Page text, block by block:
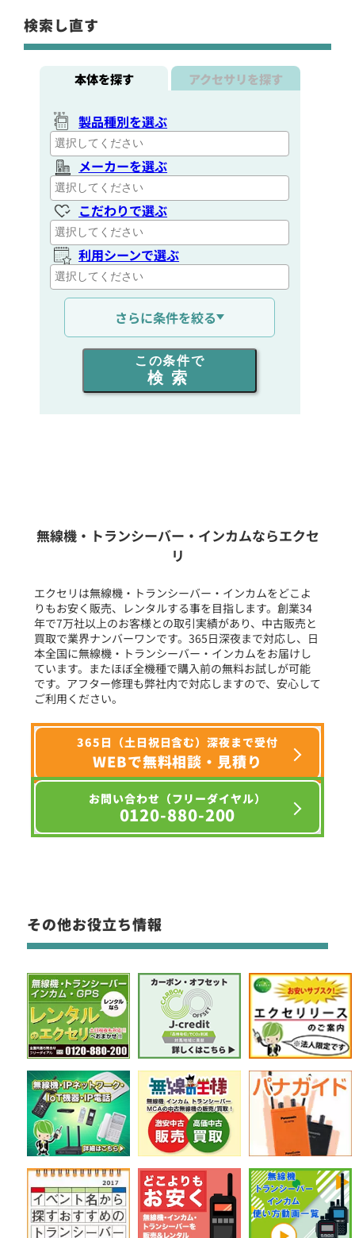
検索し直す
本体を探す アクセサリを探す
製品種別を選ぶ
メーカーを選ぶ
こだわりで選ぶ
利用シーンで選ぶ
通信距離を選ぶ
出力を選ぶ
同時通話人数を選ぶ
フリーワード入力(製品名等)
選択条件をリセット
さらに条件を絞る
この条件で
検索
無線機・トランシーバー・インカムならエクセ
リ
エクセリは無線機・トランシーバー・インカムをどこよ
りもお安く販売、レンタルする事を目指します。創業34
年で7万社以上のお客様との取引実績があり、中古販売と
買取で業界ナンバーワンです。365日深夜まで対応し、日
本全国に無線機・トランシーバー・インカムをお届けし
ています。またほぼ全機種で購入前の無料お試しが可能
です。アフター修理も弊社内で対応しますので、安心して
ご利用ください。
365日（土日祝日含む）深夜まで受付
WEBで無料相談・見積り
お問い合わせ（フリーダイヤル）
0120-880-200
その他お役立ち情報